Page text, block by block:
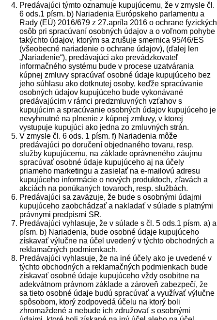
Predávajúci týmto oznamuje kupujúcemu, že v zmysle čl.
6 ods.1 písm. b) Nariadenia Európskeho parlamentu a
Rady (EÚ) 2016/679 z 27.apríla 2016 o ochrane fyzických
osôb pri spracúvaní osobných údajov a o voľnom pohybe
takýchto údajov, ktorým sa zrušuje smernica 95/46/ES
(všeobecné nariadenie o ochrane údajov), (ďalej len
„Nariadenie“), predávajúci ako prevádzkovateľ
informačného systému bude v procese uzatvárania
kúpnej zmluvy spracúvať osobné údaje kupujúceho bez
jeho súhlasu ako dotknutej osoby, keďže spracúvanie
osobných údajov kupujúceho bude vykonávané
predávajúcim v rámci predzmluvných vzťahov s
kupujúcim a spracúvanie osobných údajov kupujúceho je
nevyhnutné na plnenie z kúpnej zmluvy, v ktorej
vystupuje kupujúci ako jedna zo zmluvných strán.
V zmysle čl. 6 ods. 1 písm. f) Nariadenia môže
predávajúci po doručení objednaného tovaru, resp.
služby kupujúcemu, na základe oprávneného záujmu
spracúvať osobné údaje kupujúceho aj na účely
priameho marketingu a zasielať na e-mailovú adresu
kupujúceho informácie o nových produktoch, zľavách a
akciách na ponúkaných tovaroch, resp. službách.
Predávajúci sa zaväzuje, že bude s osobnými údajmi
kupujúceho zaobchádzať a nakladať v súlade s platnými
právnymi predpismi SR.
Predávajúci vyhlasuje, že v súlade s čl. 5 ods.1 písm. a) a
písm. b) Nariadenia, bude osobné údaje kupujúceho
získavať výlučne na účel uvedený v týchto obchodných a
reklamačných podmienkach.
Predávajúci vyhlasuje, že na iné účely ako je uvedené v
týchto obchodných a reklamačných podmienkach bude
získavať osobné údaje kupujúceho vždy osobitne na
adekvátnom právnom základe a zároveň zabezpečí, že
sa tieto osobné údaje budú spracúvať a využívať výlučne
spôsobom, ktorý zodpovedá účelu na ktorý boli
zhromaždené a nebude ich združovať s osobnými